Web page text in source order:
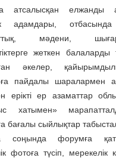
атсалысқан елжанды
адамдары,
мәдени,
жеткен балаларды
әкелер,
пайдалы шаралармен
ерікті ер азаматтар
хатымен»
бағалы сыйлықтар
соңында форумға
фотоға түсіп, мерекелік